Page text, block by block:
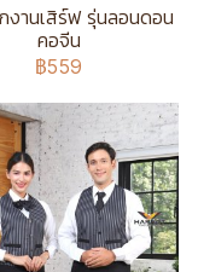
งานเสิร์ฟ รุ่นลอนดอน
คอจีน
฿559